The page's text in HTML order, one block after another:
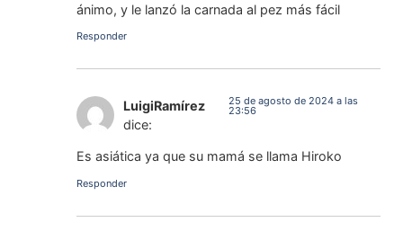
ánimo, y le lanzó la carnada al pez más fácil
Responder
LuigiRamírez
dice:
25 de agosto de 2024 a las
23:56
Es asiática ya que su mamá se llama Hiroko
Responder